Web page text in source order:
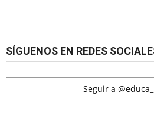
SÍGUENOS EN REDES
Seguir a